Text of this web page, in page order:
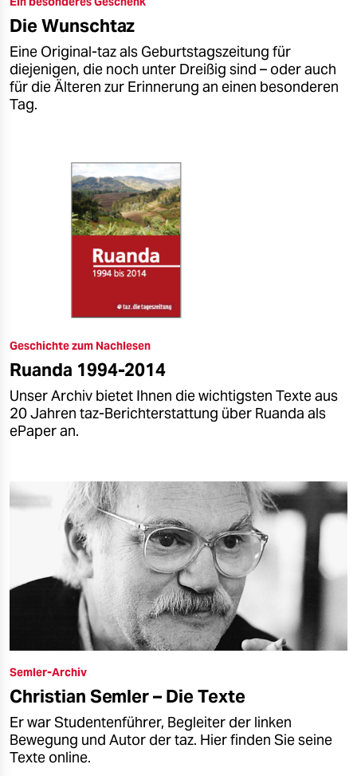
epaper login
Die Wunschtaz
Eine Original-taz als Geburtstagszeitung für
diejenigen, die noch unter Dreißig sind – oder auch
für die Älteren zur Erinnerung an einen besonderen
Tag.
Geschichte zum Nachlesen
Ruanda 1994-2014
Unser Archiv bietet Ihnen die wichtigsten Texte aus
20 Jahren taz-Berichterstattung über Ruanda als
ePaper an.
Semler-Archiv
Christian Semler – Die Texte
Er war Studentenführer, Begleiter der linken
Bewegung und Autor der taz. Hier finden Sie seine
Texte online.